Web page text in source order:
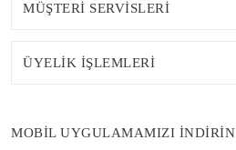
MÜŞTERİ SERVİSLERİ
ÜYELİK İŞLEMLERİ
MOBİL UYGULAMAMIZI İNDİRİN